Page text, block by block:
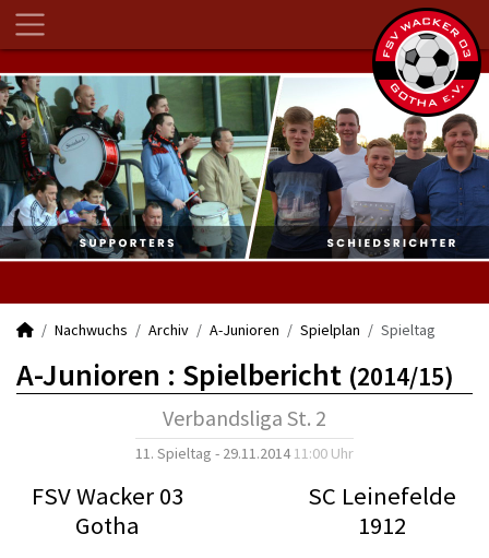
Nachwuchs Archiv A-Junioren Spielplan Spieltag
A-Junioren : Spielbericht (2014/15)
Verbandsliga St. 2
11. Spieltag - 29.11.201411:00 Uhr
FSV Wacker 03
Gotha
SC Leinefelde
1912